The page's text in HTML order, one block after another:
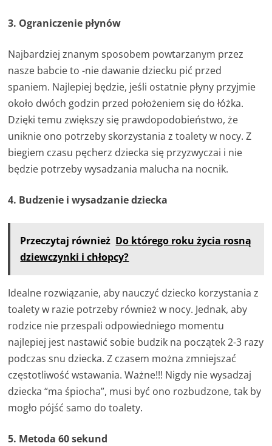
3. Ograniczenie płynów
Najbardziej znanym sposobem powtarzanym przez
nasze babcie to -nie dawanie dziecku pić przed
spaniem. Najlepiej będzie, jeśli ostatnie płyny przyjmie
około dwóch godzin przed położeniem się do łóżka.
Dzięki temu zwiększy się prawdopodobieństwo, że
uniknie ono potrzeby skorzystania z toalety w nocy. Z
biegiem czasu pęcherz dziecka się przyzwyczai i nie
będzie potrzeby wysadzania malucha na nocnik.
4. Budzenie i wysadzanie dziecka
Przeczytaj również Do którego roku życia rosną
dziewczynki i chłopcy?
Idealne rozwiązanie, aby nauczyć dziecko korzystania z
toalety w razie potrzeby również w nocy. Jednak, aby
rodzice nie przespali odpowiedniego momentu
najlepiej jest nastawić sobie budzik na początek 2-3 razy
podczas snu dziecka. Z czasem można zmniejszać
częstotliwość wstawania. Ważne!!! Nigdy nie wysadzaj
dziecka “ma śpiocha”, musi być ono rozbudzone, tak by
mogło pójść samo do toalety.
5. Metoda 60 sekund